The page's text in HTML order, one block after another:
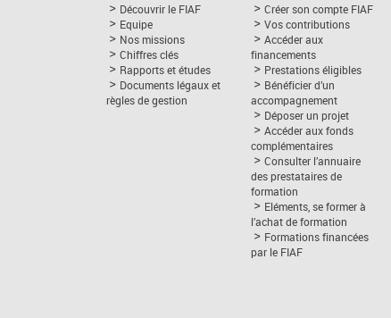
Découvrir le FIAF
Equipe
Nos missions
Chiffres clés
Rapports et études
Documents légaux et
règles de gestion
Créer son compte FIAF
Vos contributions
Accéder aux
financements
Prestations éligibles
Bénéficier d’un
accompagnement
Déposer un projet
Accéder aux fonds
complémentaires
Consulter l’annuaire
des prestataires de
formation
Eléments, se former à
l’achat de formation
Formations financées
par le FIAF